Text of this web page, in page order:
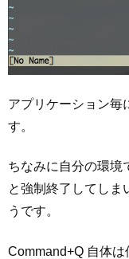
アプリケーション毎
す。
ちなみに自分の環境
と強制終了してしま
うです。
Command+Q 自体